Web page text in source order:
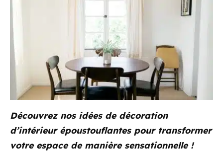
Découvrez nos idées de décoration
d’intérieur époustouflantes pour transformer
votre espace de manière sensationnelle !